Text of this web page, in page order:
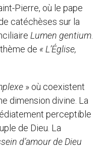
Pierre, où le pape
catéchèses sur la
Lumen gentium
de « L’Église,
» où coexistent
dimension divine. La
perceptible
de Dieu. La
d’amour de Dieu